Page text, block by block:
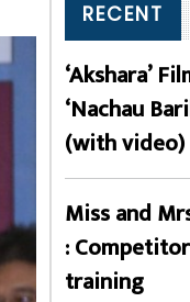
RECENT
‘Akshara’
‘Nachau
(with video)
Miss and
:
training